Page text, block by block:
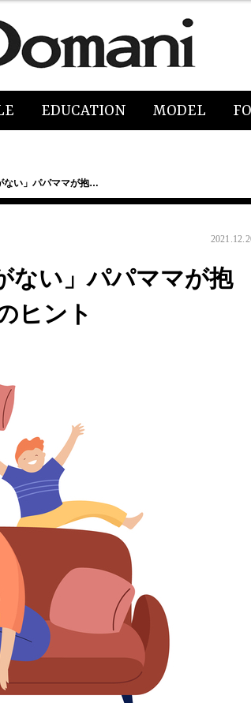
EDUCATION MODEL
ない」パパママが抱…
ない」パパママが抱
ヒント